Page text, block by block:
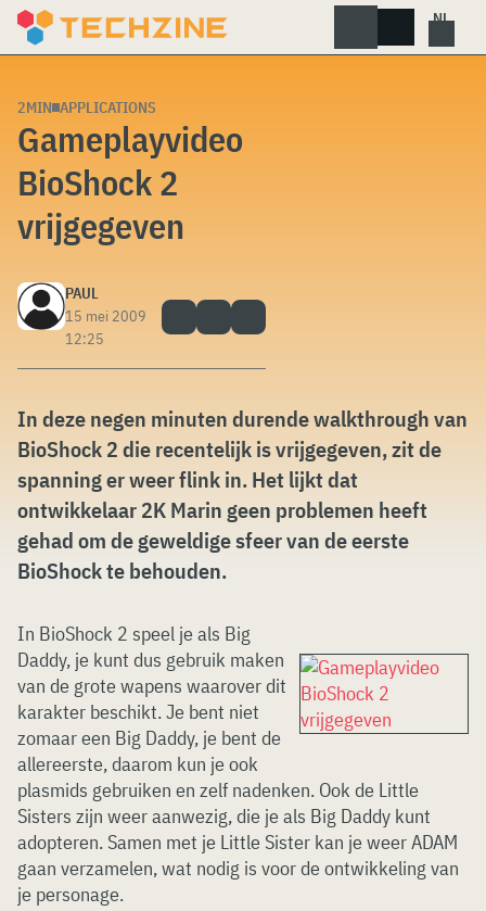
Skip
2MIN APPLICATIONS
Gameplayvideo
BioShock 2
vrijgegeven
PAUL
15 mei 2009
12:25
In deze negen minuten durende walkthrough van
BioShock 2 die recentelijk is vrijgegeven, zit de
spanning er weer flink in. Het lijkt dat
ontwikkelaar 2K Marin geen problemen heeft
gehad om de geweldige sfeer van de eerste
BioShock te behouden.
In BioShock 2 speel je als Big
Daddy, je kunt dus gebruik maken
van de grote wapens waarover dit
karakter beschikt. Je bent niet
zomaar een Big Daddy, je bent de
allereerste, daarom kun je ook
plasmids gebruiken en zelf nadenken. Ook de Little
Sisters zijn weer aanwezig, die je als Big Daddy kunt
adopteren. Samen met je Little Sister kan je weer ADAM
gaan verzamelen, wat nodig is voor de ontwikkeling van
je personage.